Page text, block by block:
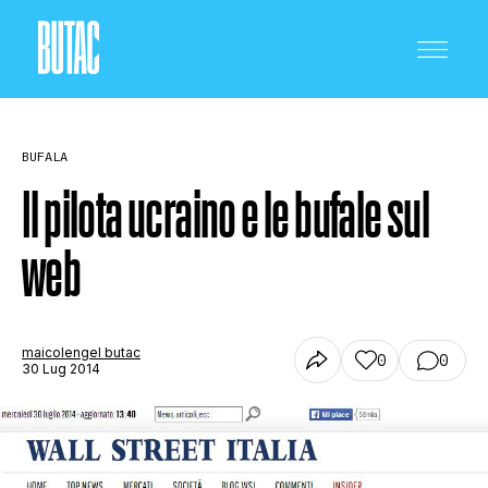
CRONACA E POLITICA
SCIENZA E TECNOLOGIA
SALUTE E MEDICINA
BUFALA
Il pilota ucraino e le bufale sul
web
maicolengel butac
30 Lug 2014
0 0